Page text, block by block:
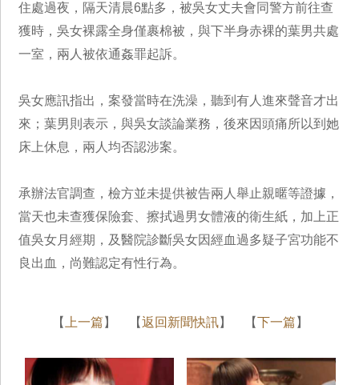
住處過夜，隔天清晨6點多，被吳女丈夫會同警方前往查
獲時，吳女裸露全身僅裹棉被，與下半身赤裸的葉男共處
一室，兩人被依通姦罪起訴。
吳女應訊指出，案發當時在洗澡，聽到有人進來聲音才出
來；葉男則表示，與吳女談論業務，後來因頭痛所以到她
床上休息，兩人均否認涉案。
承辦法官調查，檢方並未提供被告兩人舉止親暱等證據，
當天也未查獲保險套、擦拭過男女體液的衛生紙，加上正
值吳女月經期，及醫院診斷吳女因經血過多疑子宮功能不
良出血，尚難認定有性行為。
【 上一篇 】 【返回新聞快訊】 【下一篇 】